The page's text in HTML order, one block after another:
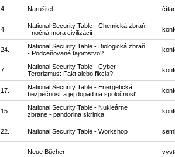
4. Narušitel
4.
National Security Table - Chemická zbraň
- nočná mora civilizácií
24.
National Security Table - Biologická zbraň
- Podceňované tajomstvo?
7.
National Security Table - Cyber -
Terorizmus: Fakt alebo fikcia?
17.
National Security Table - Energetická
bezpečnosť a jej dopad na spoločnosť
15.
National Security Table - Nukleárne
zbrane - pandorina skrinka
22. National Security Table - Workshop
Neue Bücher